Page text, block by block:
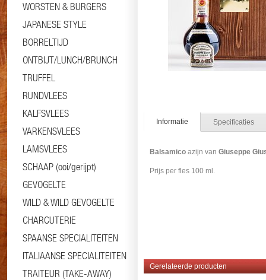
WORSTEN & BURGERS
JAPANESE STYLE
BORRELTIJD
ONTBIJT/LUNCH/BRUNCH
TRUFFEL
RUNDVLEES
KALFSVLEES
VARKENSVLEES
LAMSVLEES
SCHAAP (ooi/gerijpt)
GEVOGELTE
WILD & WILD GEVOGELTE
CHARCUTERIE
SPAANSE SPECIALITEITEN
ITALIAANSE SPECIALITEITEN
TRAITEUR (TAKE-AWAY)
Informatie Specificaties
Balsamico azijn van Giuseppe
Prijs per fles 100 ml.
Gerelateerde producten